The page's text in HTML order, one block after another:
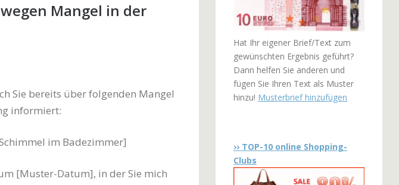
Mangel in der
Sie bereits über folgenden Mangel
informiert:
im Badezimmer]
[Muster-Datum], in der Sie mich
Hat Ihr eigener Brief/Text zum
gewünschten Ergebnis geführt?
Dann helfen Sie anderen und
fügen Sie Ihren Text als Muster
hinzu! Musterbrief hinzufügen
›› TOP-10 online Shopping-
Clubs